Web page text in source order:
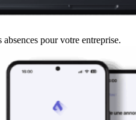
pour votre entreprise.